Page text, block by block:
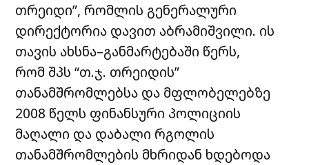
თრეიდი”, რომლის გენერალური
დირექტორია დავით აბრამიშვილი. ის
თავის ახსნა–განმარტებაში წერს,
რომ შპს “თ.ჯ. თრეიდის”
თანამშრომლებსა და მფლობელებზე
2008 წელს ფინანსური პოლიციის
მაღალი და დაბალი რგოლის
თანამშრომლების მხრიდან ხდებოდა